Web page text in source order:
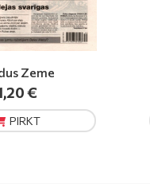
Druva
€
PIRKT